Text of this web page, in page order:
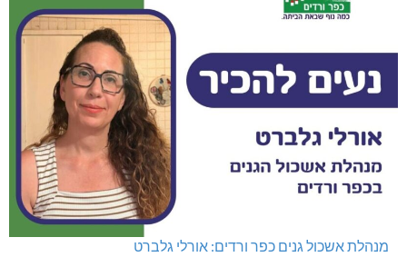
מנהלת אשכול גנים כפר ורדים: אורלי גלברט